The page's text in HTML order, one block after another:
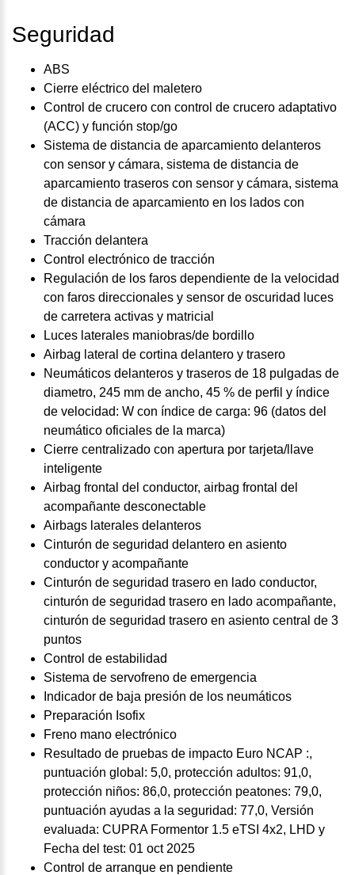
Seguridad
ABS
Cierre eléctrico del maletero
Control de crucero con control de crucero adaptativo
(ACC) y función stop/go
Sistema de distancia de aparcamiento delanteros
con sensor y cámara, sistema de distancia de
aparcamiento traseros con sensor y cámara, sistema
de distancia de aparcamiento en los lados con
cámara
Tracción delantera
Control electrónico de tracción
Regulación de los faros dependiente de la velocidad
con faros direccionales y sensor de oscuridad luces
de carretera activas y matricial
Luces laterales maniobras/de bordillo
Airbag lateral de cortina delantero y trasero
Neumáticos delanteros y traseros de 18 pulgadas de
diametro, 245 mm de ancho, 45 % de perfil y índice
de velocidad: W con índice de carga: 96 (datos del
neumático oficiales de la marca)
Cierre centralizado con apertura por tarjeta/llave
inteligente
Airbag frontal del conductor, airbag frontal del
acompañante desconectable
Airbags laterales delanteros
Cinturón de seguridad delantero en asiento
conductor y acompañante
Cinturón de seguridad trasero en lado conductor,
cinturón de seguridad trasero en lado acompañante,
cinturón de seguridad trasero en asiento central de 3
puntos
Control de estabilidad
Sistema de servofreno de emergencia
Indicador de baja presión de los neumáticos
Preparación Isofix
Freno mano electrónico
Resultado de pruebas de impacto Euro NCAP :,
puntuación global: 5,0, protección adultos: 91,0,
protección niños: 86,0, protección peatones: 79,0,
puntuación ayudas a la seguridad: 77,0, Versión
evaluada: CUPRA Formentor 1.5 eTSI 4x2, LHD y
Fecha del test: 01 oct 2025
Control de arranque en pendiente